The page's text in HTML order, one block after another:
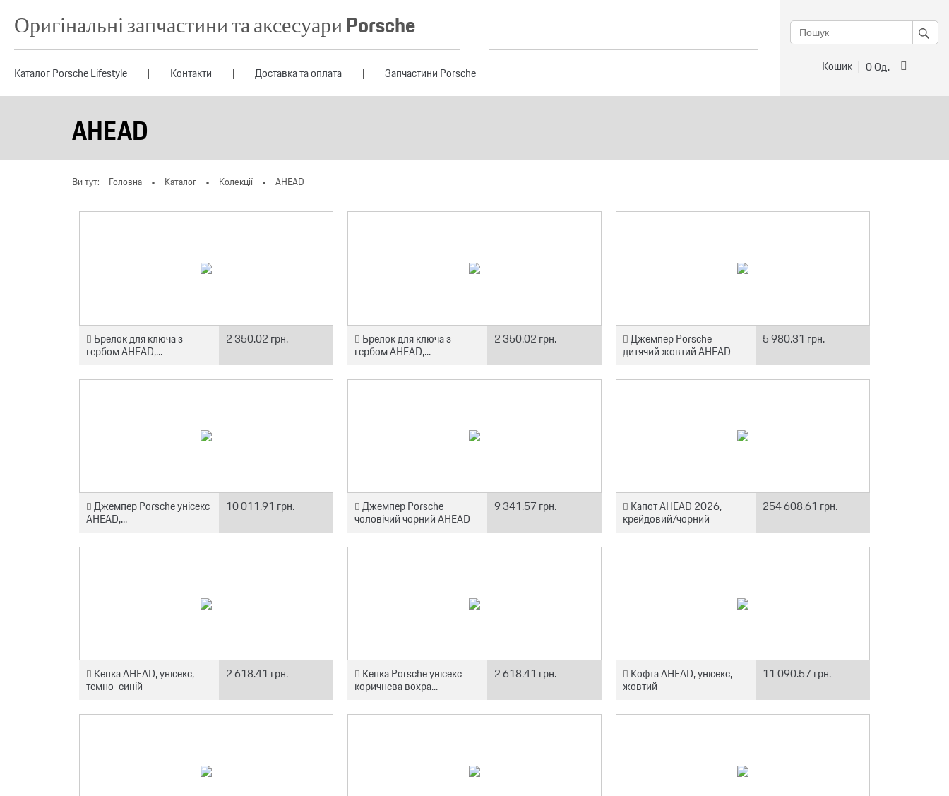
Оригінальні запчастини та аксесуари Porsche
Каталог Porsche Lifestyle Контакти Доставка та оплата Запчастини Porsche Кошик 0Од.
AHEAD
Ви тут: Головна Каталог Колекції AHEAD
Брелок для ключа з
гербом AHEAD,...
2 350.02 грн. Брелок для ключа з
гербом AHEAD,...
2 350.02 грн. Джемпер Porsche
дитячий жовтий AHEAD
5 980.31 грн.
Джемпер Porsche унісекс
AHEAD,...
10 011.91 грн. Джемпер Porsche
чоловічий чорний AHEAD
9 341.57 грн. Капот AHEAD 2026,
крейдовий/чорний
254 608.61 грн.
Кепка AHEAD, унісекс,
темно-синій
2 618.41 грн. Кепка Porsche унісекс
коричнева вохра...
2 618.41 грн. Кофта AHEAD, унісекс,
жовтий
11 090.57 грн.